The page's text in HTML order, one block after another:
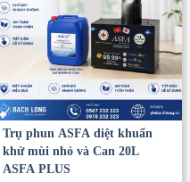
Trụ phun ASFA diệt khuẩn
khử mùi nhỏ và Can 20L
ASFA PLUS